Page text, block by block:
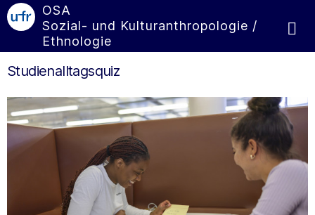
OSA
Sozial- und Kulturanthropologie /
Ethnologie
Studienalltagsquiz